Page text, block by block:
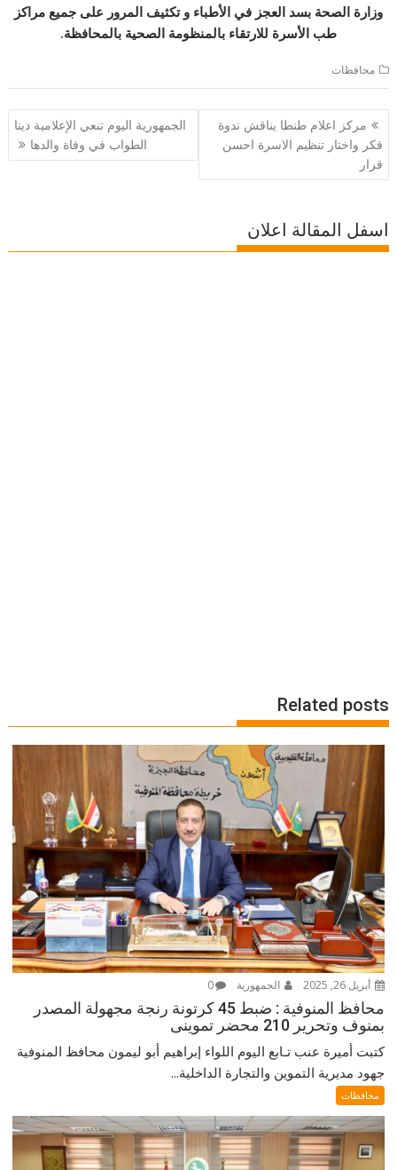
وزارة الصحة بسد العجز في الأطباء و تكثيف المرور على جميع مراكز
طب الأسرة للارتقاء بالمنظومة الصحية بالمحافظة.
محافظات
تصفّح
المقالات
مركز اعلام طنطا يناقش ندوة
فكر واختار تنظيم الاسرة احسن
قرار
الجمهورية اليوم تنعي الإعلامية دينا
الطواب في وفاة والدها
اسفل المقالة اعلان
Related posts
أبريل 26, 2025 الجمهورية 0
محافظ المنوفية : ضبط 45 كرتونة رنجة مجهولة المصدر
بمنوف وتحرير 210 محضر تموينى
كتبت أميرة عنب تـابع اليوم اللواء إبراهيم أبو ليمون محافظ المنوفية
جهود مديرية التموين والتجارة الداخلية...
محافظات